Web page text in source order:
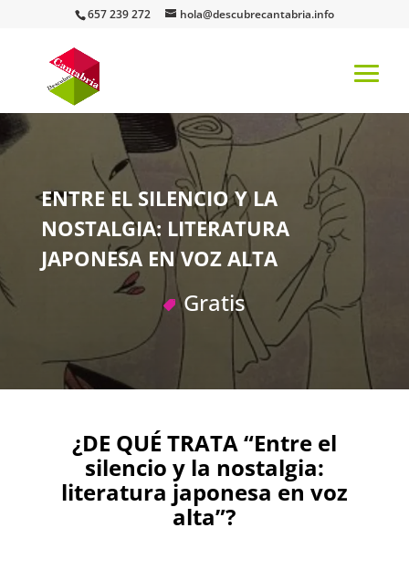
657 239 272 hola@descubrecantabria.info
ENTRE EL SILENCIO Y LA
NOSTALGIA: LITERATURA
JAPONESA EN VOZ ALTA
Gratis
¿DE QUÉ TRATA “Entre el
silencio y la nostalgia:
literatura japonesa en voz
alta”?